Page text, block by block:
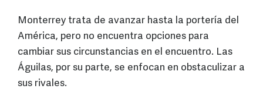
Monterrey trata de avanzar hasta la portería del
América, pero no encuentra opciones para
cambiar sus circunstancias en el encuentro. Las
Águilas, por su parte, se enfocan en obstaculizar a
sus rivales.